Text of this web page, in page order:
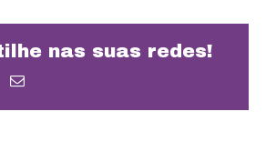
nas suas redes!
Email